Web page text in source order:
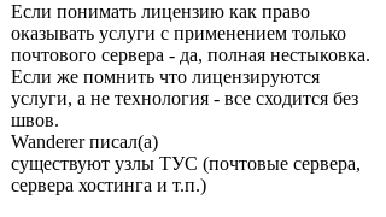
Если понимать лицензию как право
оказывать услуги с применением только
почтового сервера - да, полная нестыковка.
Если же помнить что лицензируются
услуги, а не технология - все сходится без
швов.
Wanderer писал(а)
существуют узлы ТУС (почтовые сервера,
сервера хостинга и т.п.)